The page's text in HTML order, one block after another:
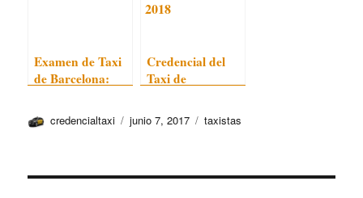
Examen de Taxi
de Barcelona:
2017
Credencial del
Taxi de
Autor
credencialtaxi
Publicado
junio 7, 2017 Categorías
taxistas